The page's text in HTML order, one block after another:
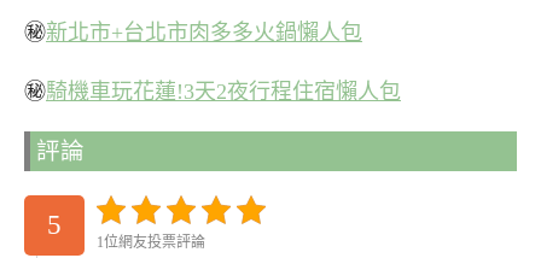
㊙新北市+台北市肉多多火鍋懶人包
㊙騎機車玩花蓮!3天2夜行程住宿懶人包
評論
5
1位網友投票評論